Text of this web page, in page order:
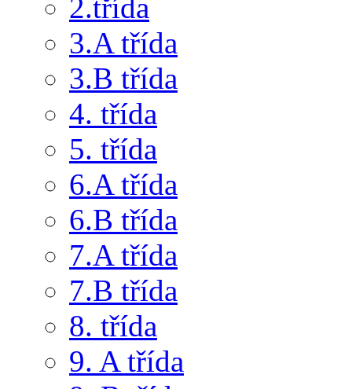
2.třída
3.A třída
3.B třída
4. třída
5. třída
6.A třída
6.B třída
7.A třída
7.B třída
8. třída
9. A třída